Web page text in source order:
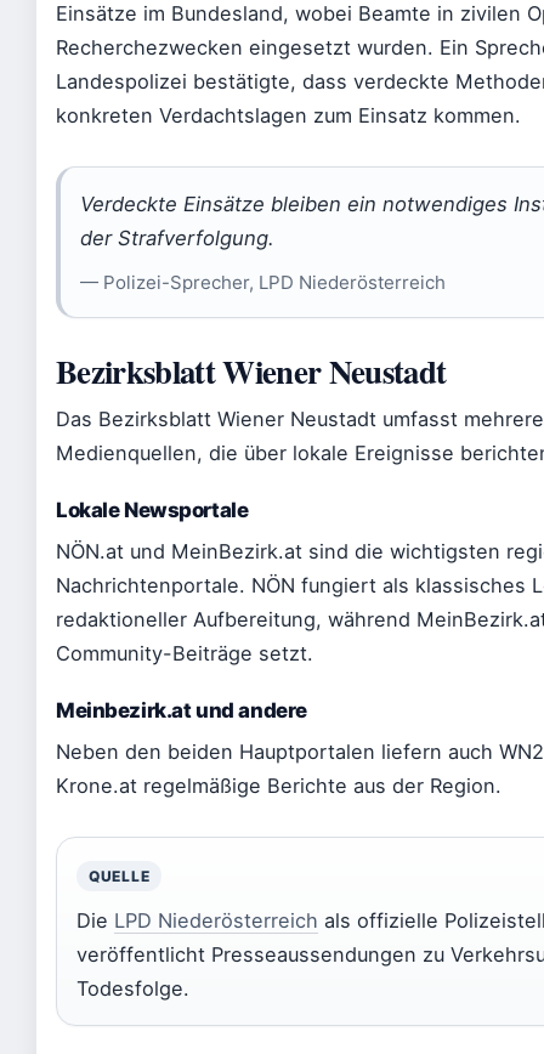
Einsätze im Bundesland, wobei Beamte in zivilen
Recherchezwecken eingesetzt wurden. Ein
Landespolizei bestätigte, dass verdeckte
konkreten Verdachtslagen zum Einsatz kommen.
Verdeckte Einsätze bleiben ein notwendiges
der Strafverfolgung.
— Polizei-Sprecher, LPD Niederösterreich
Bezirksblatt Wiener Neustadt
Das Bezirksblatt Wiener Neustadt umfasst
Medienquellen, die über lokale Ereignisse
Lokale Newsportale
NÖN.at und MeinBezirk.at sind die wichtigsten
Nachrichtenportale. NÖN fungiert als klassisches
redaktioneller Aufbereitung, während
Community-Beiträge setzt.
Meinbezirk.at und andere
Neben den beiden Hauptportalen liefern auch
Krone.at regelmäßige Berichte aus der Region.
QUELLE
Die LPD Niederösterreich als offizielle
veröffentlicht Presseaussendungen zu
Todesfolge.